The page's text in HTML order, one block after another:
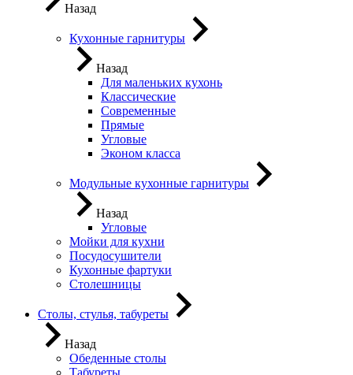
Назад
Кухонные гарнитуры
Назад
Для маленьких кухонь
Классические
Современные
Прямые
Угловые
Эконом класса
Модульные кухонные гарнитуры
Назад
Угловые
Мойки для кухни
Посудосушители
Кухонные фартуки
Столешницы
Столы, стулья, табуреты
Назад
Обеденные столы
Табуреты